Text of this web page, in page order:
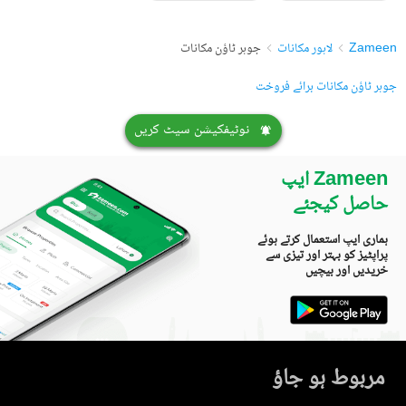
Zameen لاہور مکانات
جوہر ٹاؤن مکانات
جوہر ٹاؤن مکانات برائے فروخت
نوٹیفکیشن سیٹ کریں
Zameen ایپ
حاصل کیجئے
ہماری ایپ استعمال کرتے ہوئے
پراپٹیز کو بہتر اور تیزی سے
خریدیں اور بیچیں
مربوط ہو جاؤ